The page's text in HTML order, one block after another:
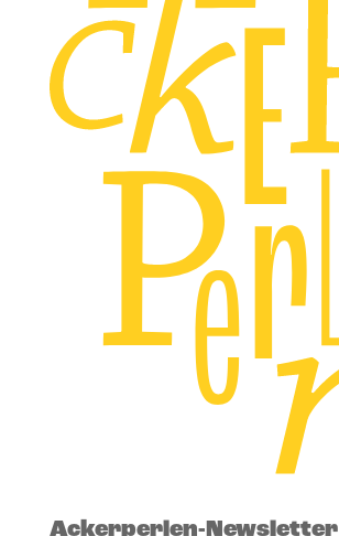
Ackerperlen-Newsletter